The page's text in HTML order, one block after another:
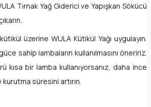
Tırnak Yağ Giderici ve Yapışkan Sökücü
üzerine WULA Kütikül Yağı uygulayın.
sahip lambaların kullanılmasını öneririz.
kısa bir lamba kullanıyorsanız, daha ince
süresini artırın.